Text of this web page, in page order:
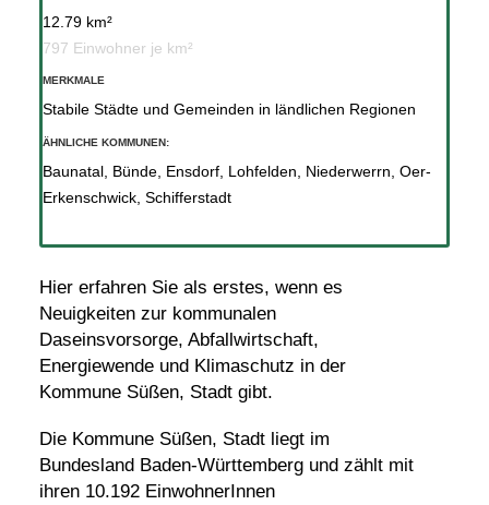
Hier erfahren Sie als erstes, wenn es
Neuigkeiten zur kommunalen
Daseinsvorsorge, Abfallwirtschaft,
Energiewende und Klimaschutz in der
Kommune Süßen, Stadt gibt.
Die Kommune Süßen, Stadt liegt im
Bundesland Baden-Württemberg und zählt mit
ihren 10.192 EinwohnerInnen
12.79 km²
797 Einwohner je km²
MERKMALE
Stabile Städte und Gemeinden in ländlichen Regionen
ÄHNLICHE KOMMUNEN:
Baunatal, Bünde, Ensdorf, Lohfelden Niederwerrn Oer-
Erkenschwick, Schifferstadt